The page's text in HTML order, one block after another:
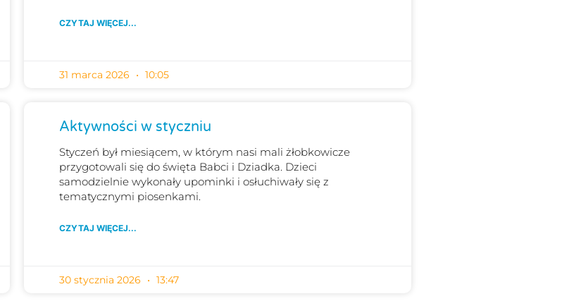
CZYTAJ WIĘCEJ...
31 marca 2026 10:05
Aktywności w styczniu
Styczeń był miesiącem, w którym nasi mali żłobkowicze
przygotowali się do święta Babci i Dziadka. Dzieci
samodzielnie wykonały upominki i osłuchiwały się z
tematycznymi piosenkami.
CZYTAJ WIĘCEJ...
30 stycznia 2026 13:47